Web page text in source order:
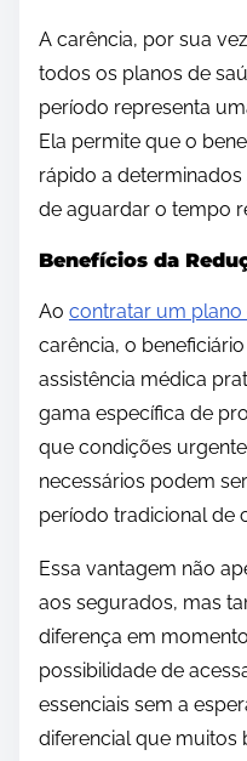
A carência, por sua
todos os planos de
período representa
Ela permite que o
rápido a
de aguardar o tempo
Benefícios da
Ao contratar um plano
carência, o
assistência médica
gama específica de
que condições
necessários podem
período tradicional de
Essa vantagem não
aos segurados, mas
diferença em
possibilidade de
essenciais sem a
diferencial que muitos